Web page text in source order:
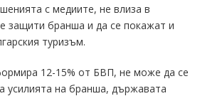
с медиите, не влиза в
защити бранша и да се покажат и
туризъм.
12-15% от БВП, не може да се
усилията на бранша, държавата